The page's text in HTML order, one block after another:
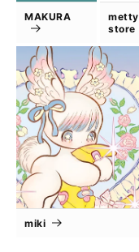
MAKURA
store
miki